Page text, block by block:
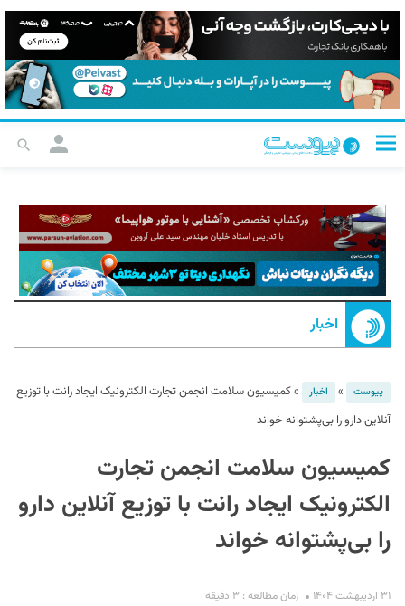
اخبار
پیوست » اخبار »کمیسیون سلامت انجمن تجارت الکترونیک ایجاد رانت با توزیع
آنلاین دارو را بی‌پشتوانه خواند
کمیسیون سلامت انجمن تجارت
الکترونیک ایجاد رانت با توزیع آنلاین دارو
را بی‌پشتوانه خواند
۳۱ اردیبهشت ۱۴۰۴ زمان مطالعه : ۳ دقیقه